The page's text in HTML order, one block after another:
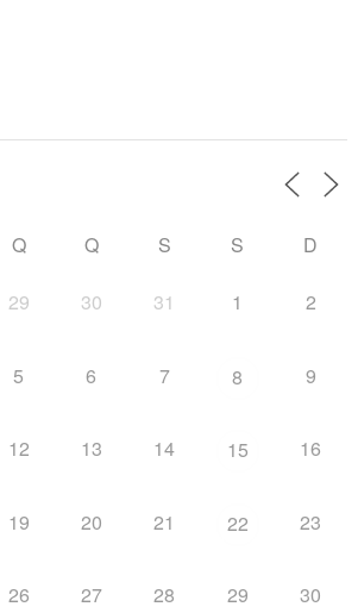
Q Q S S D
29 30 31 1 2
5 6 7 8 9
12 13 14 15 16
19 20 21 22 23
26 27 28 29 30